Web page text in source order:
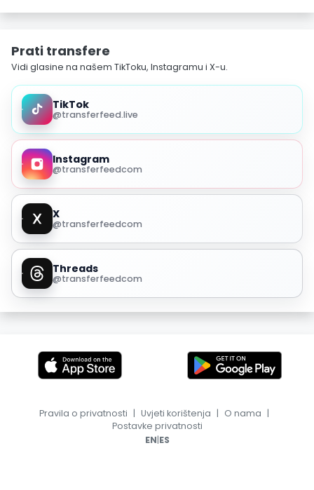
Prati transfere
Vidi glasine na našem TikToku, Instagramu i X-u.
TikTok
@transferfeed.live
Instagram
@transferfeedcom
X
@transferfeedcom
Threads
@transferfeedcom
Pravila o privatnosti | Uvjeti korištenja | O nama |
Postavke privatnosti
EN|ES